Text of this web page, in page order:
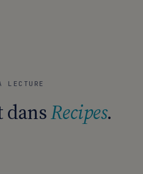
LECTURE
dansRecipes.